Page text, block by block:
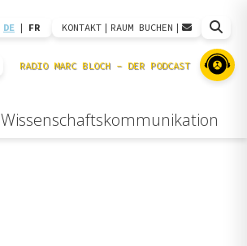
DE | FR KONTAKT | RAUM BUCHEN |
Wissenschaftskommunikation